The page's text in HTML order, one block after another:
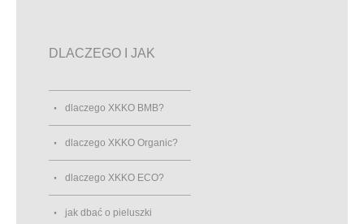
DLACZEGO I JAK
dlaczego XKKO BMB?
dlaczego XKKO Organic?
dlaczego XKKO ECO?
jak dbać o pieluszki